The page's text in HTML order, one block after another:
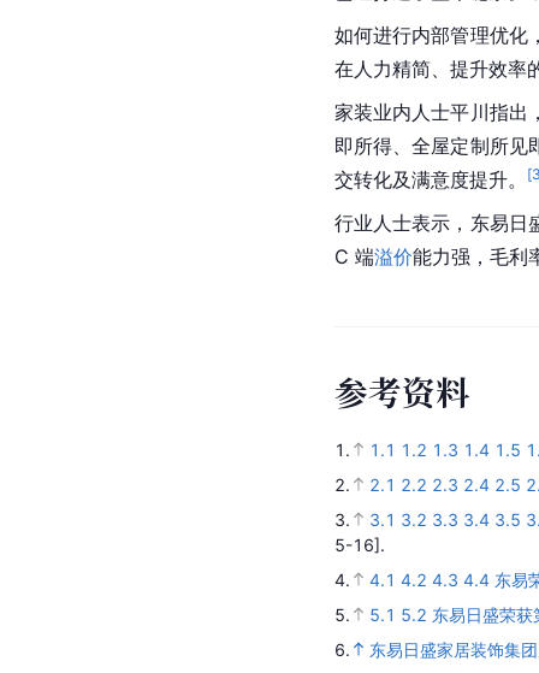
如何进行内部管理优化
在人力精简、提升效率
家装业内人士平川指出
即所得、全屋定制所见
交转化及满意度提升。
[
行业人士表示，东易日
C 端溢价能力强，毛利
参考资料
1. 1.1 1.2 1.3 1.4 1.5
2.
2.1 2.2 2.3 2.4 2.5
3.
3.1 3.2 3.3 3.4 3.5
5-16].
4.
4.1 4.2 4.3 4.4 东易
5.
5.1 5.2 东易日盛荣
6.
东易日盛家居装饰集